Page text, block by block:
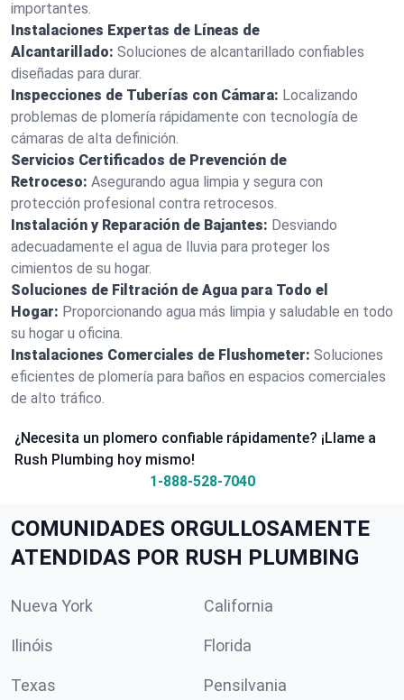
importantes.
Instalaciones Expertas de Líneas de
Alcantarillado: Soluciones de alcantarillado confiables
diseñadas para durar.
Inspecciones de Tuberías con Cámara: Localizando
problemas de plomería rápidamente con tecnología de
cámaras de alta definición.
Servicios Certificados de Prevención de
Retroceso: Asegurando agua limpia y segura con
protección profesional contra retrocesos.
Instalación y Reparación de Bajantes: Desviando
adecuadamente el agua de lluvia para proteger los
cimientos de su hogar.
Soluciones de Filtración de Agua para Todo el
Hogar: Proporcionando agua más limpia y saludable en todo
su hogar u oficina.
Instalaciones Comerciales de Flushometer: Soluciones
eficientes de plomería para baños en espacios comerciales
de alto tráfico.
¿Necesita un plomero confiable rápidamente? ¡Llame a
Rush Plumbing hoy mismo!
1-888-528-7040
COMUNIDADES ORGULLOSAMENTE
ATENDIDAS POR RUSH PLUMBING
Nueva York California
Ilinóis Florida
Texas Pensilvania